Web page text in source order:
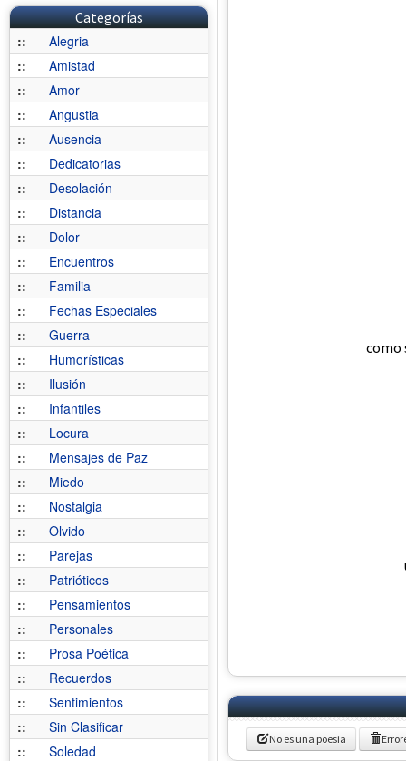
Categorías
::
Alegria
::
Amistad
::
Amor
::
Angustia
::
Ausencia
::
Dedicatorias
::
Desolación
::
Distancia
::
Dolor
::
Encuentros
::
Familia
::
Fechas Especiales
::
Guerra
::
Humorísticas
::
Ilusión
::
Infantiles
::
Locura
::
Mensajes de Paz
::
Miedo
::
Nostalgia
::
Olvido
::
Parejas
::
Patrióticos
::
Pensamientos
::
Personales
::
Prosa Poética
::
Recuerdos
::
Sentimientos
::
Sin Clasificar
::
Soledad
como
No es una poesia